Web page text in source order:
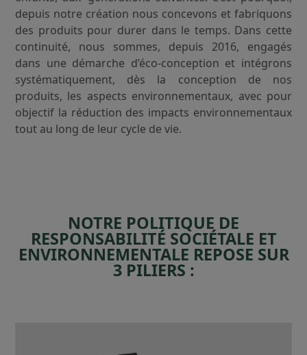
depuis notre création nous concevons et fabriquons
des produits pour durer dans le temps. Dans cette
continuité, nous sommes, depuis 2016, engagés
dans une démarche d’éco-conception et intégrons
systématiquement, dès la conception de nos
produits, les aspects environnementaux, avec pour
objectif la réduction des impacts environnementaux
tout au long de leur cycle de vie.
NOTRE POLITIQUE DE
RESPONSABILITÉ SOCIÉTALE ET
ENVIRONNEMENTALE REPOSE SUR
3 PILIERS :